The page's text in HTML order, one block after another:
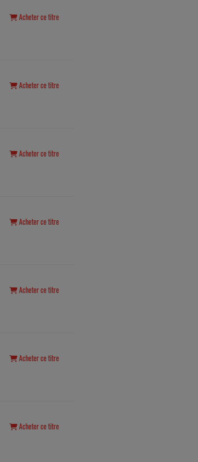
Acheter ce titre
Acheter ce titre
Acheter ce titre
Acheter ce titre
Acheter ce titre
Acheter ce titre
Acheter ce titre